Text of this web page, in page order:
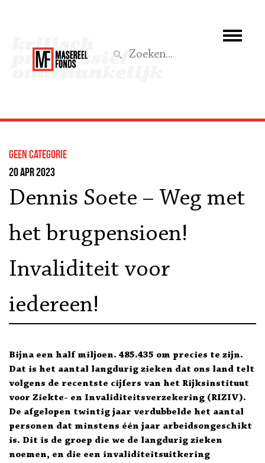
Wat we doen
Aktief
Geen categorie
20 apr 2023
Dennis Soete – Weg met
het brugpensioen!
Invaliditeit voor
iedereen!
Bijna een half miljoen. 485.435 om precies te zijn.
Dat is het aantal langdurig zieken dat ons land telt
volgens de recentste cijfers van het Rijksinstituut
voor Ziekte- en Invaliditeitsverzekering (RIZIV).
De afgelopen twintig jaar verdubbelde het aantal
personen dat minstens één jaar arbeidsongeschikt
is. Dit is de groep die we de langdurig zieken
noemen, en die een invaliditeitsuitkering